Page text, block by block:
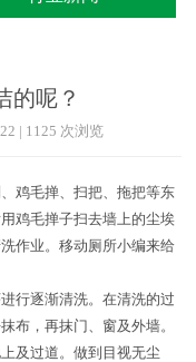
的呢？
| 1125 次浏览
鸡毛掸、扫把、拖把等东
鸡毛掸子扫去墙上的尘埃
作业。移动厕所小编来给
行逐渐清洗。在清洗的过
布，再抹门、窗及外墙。
及过道。做到目视无尘